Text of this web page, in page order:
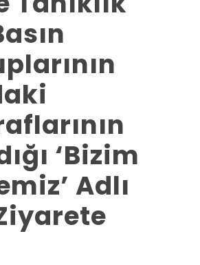
‘Bizim
Adlı